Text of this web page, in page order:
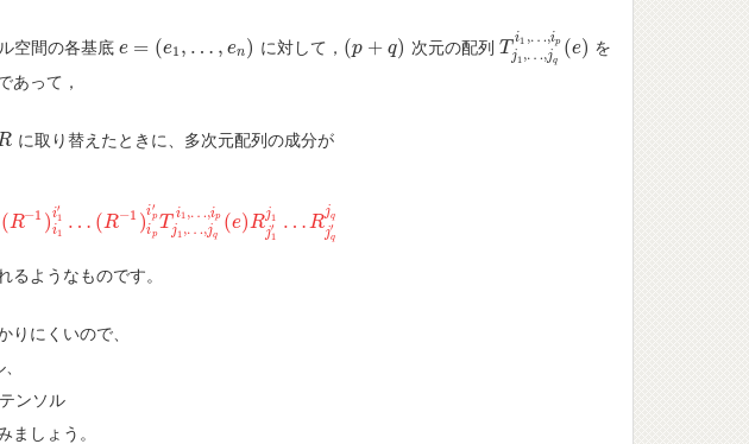
空間の各基底 e = (e1 , … , en)
e=(e 1,…, e n ) に対して， (p + q)
(p+q) 次元の配列 T
i1 ,…,ip
j1 ,…,jq
(e)
Tj1,…,jqi1,…,ip
を
あって，
に取り替えたときに、多次元配列の成分が
(R−1 )i′
1
i1 … (R−1 )i′
p
ip
T
i1 ,…,ip
j1 ,…,jq
(e)Rj1
j′
1
… R
jq
j′
q
るようなものです。
りにくいので、
ンソル
ましょう。